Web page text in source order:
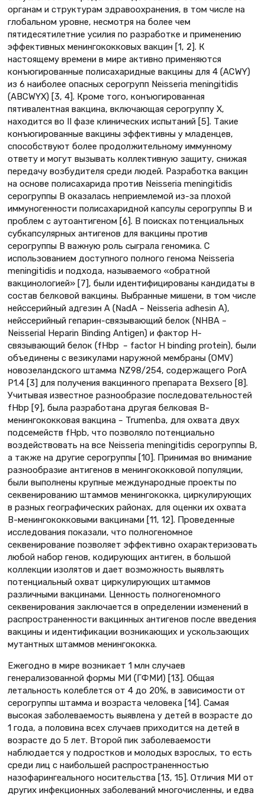
органам и структурам здравоохранения, в том числе на
глобальном уровне, несмотря на более чем
пятидесятилетние усилия по разработке и применению
эффективных менингококковых вакцин [1, 2]. К
настоящему времени в мире активно применяются
конъюгированные полисахаридные вакцины для 4 (ACWY)
из 6 наиболее опасных серогрупп Neisseria meningitidis
(ABCWYX) [3, 4]. Кроме того, конъюгированная
пятивалентная вакцина, включающая серо­группу X,
находится во II фазе клинических испытаний [5]. Такие
конъюгированные вакцины эффективны у младенцев,
способствуют более продолжительному иммунному
ответу и могут вызывать коллективную защиту, снижая
передачу возбудителя среди людей. Разработка вакцин
на основе полисахарида против Neisseria meningitidis
серогруппы B оказалась неприемлемой из-за плохой
иммуногенности полисахаридной капсулы серогруппы B и
проблем с аутоантигеном [6]. В поисках потенциальных
субкапсулярных антигенов для вакцины против
серогруппы B важную роль сыграла геномика. С
использованием доступного полного генома Neisseria
meningitidis и подхода, называемого «обратной
вакцинологией» [7], были идентифицированы кандидаты в
состав белковой вакцины. Выбранные мишени, в том числе
нейссерийный адгезин A (NadA – Neisseria adhesin A),
нейссерийный гепарин-связывающий белок (NHBA –
Neisserial Heparin Binding Antigen) и фактор Н-
связывающий белок (fHbp – factor H binding protein), были
объединены с везикулами наружной мембраны (OMV)
новозеландского штамма NZ98/254, содержащего PorA
P1.4 [3] для получения вакцинного препарата Bexsero [8].
Учитывая известное разнообразие последовательностей
fHbp [9], была разработана другая белковая В-
менингококковая вакцина – Trumenba, для охвата двух
подсемейств fHpb, что позволяло потенциально
воздействовать на все Neisseria meningitidis серогруппы B,
а также на другие серогруппы [10]. Принимая во внимание
разнообразие антигенов в менингококковой популяции,
были выполнены крупные международные проекты по
секвенированию штаммов менингококка, циркулирующих
в разных географических районах, для оценки их охвата
В-менингококковыми вакцинами [11, 12]. Проведенные
исследования показали, что полногеномное
секвенирование позволяет эффективно охарактеризовать
любой набор генов, кодирующих антиген, в большой
коллекции изолятов и дает возможность выявлять
потенциальный охват циркулирующих штаммов
различными вакцинами. Ценность полногеномного
секвенирования заключается в определении изменений в
распространенности вакцинных антигенов после введения
вакцины и идентификации возникающих и ускользающих
мутантных штаммов менингококка.
Ежегодно в мире возникает 1 млн случаев
генерализованной формы МИ (ГФМИ) [13]. ​​Общая
летальность колеблется от 4 до 20%, в зависимости от
серогруппы штамма и возраста человека [14]. Самая
высокая заболеваемость выявлена у детей в возрасте до
1 года, а половина всех случаев приходится на детей в
возрасте до 5 лет. Второй пик заболеваемости
наблюдается у подростков и молодых взрослых, то есть
среди лиц с наибольшей распространенностью
назофарингеального носительства [13, 15]. Отличия МИ от
других инфекционных заболеваний многочисленны, и едва